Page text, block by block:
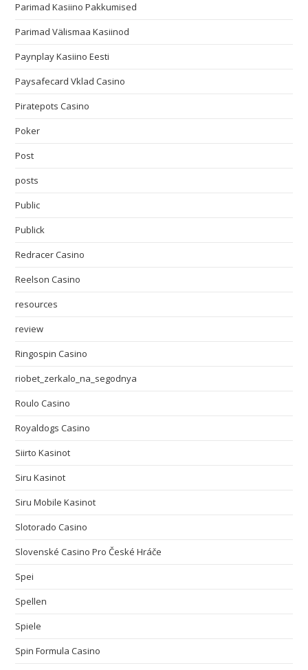
Parimad Kasiino Pakkumised
Parimad Välismaa Kasiinod
Paynplay Kasiino Eesti
Paysafecard Vklad Casino
Piratepots Casino
Poker
Post
posts
Public
Publick
Redracer Casino
Reelson Casino
resources
review
Ringospin Casino
riobet_zerkalo_na_segodnya
Roulo Casino
Royaldogs Casino
Siirto Kasinot
Siru Kasinot
Siru Mobile Kasinot
Slotorado Casino
Slovenské Casino Pro České Hráče
Spei
Spellen
Spiele
Spin Formula Casino